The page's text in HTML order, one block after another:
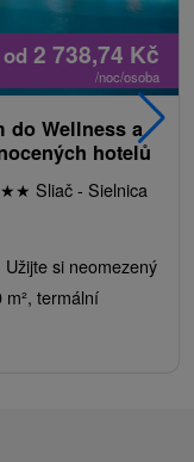
od 2 738,74 Kč
/noc/osoba
do Wellness a
hotelů
★★ Sliač - Sielnica
si neomezený
termální